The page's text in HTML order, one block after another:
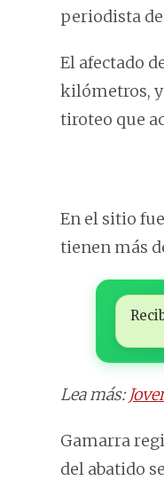
periodista
El afectado
kilómetros,
tiroteo que
En el sitio
tienen más
Lea más:
Gamarra
del abatido